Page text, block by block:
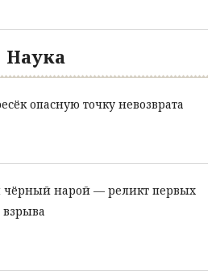
Наука
опасную точку невозврата
нарой — реликт первых